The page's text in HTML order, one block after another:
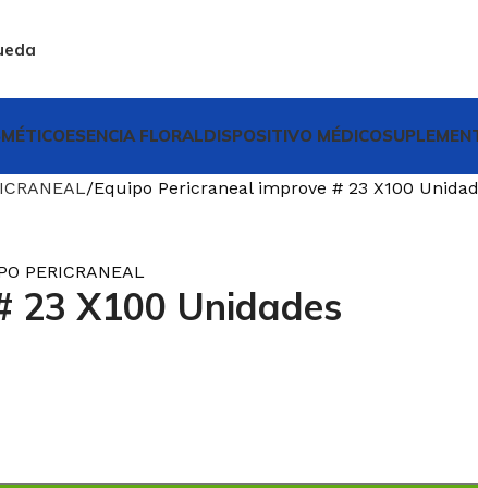
ESENCIA FLORALDISPOSITIVO MÉDICO
Equipo Pericraneal improve # 23 X100
PERICRANEAL
23 X100 Unidades